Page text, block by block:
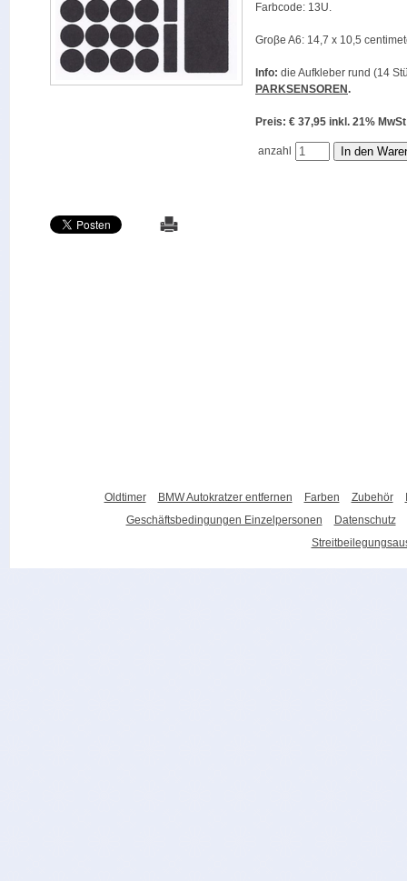
Farbcode: 13U.
Groβe A6: 14,7 x 10,5
Info: die Aufkleber rund (14
PARKSENSOREN.
Preis: € 37,95 inkl. 21%
anzahl
Oldtimer BMW Autokratzer entfernen Farben Zubehör
Geschäftsbedingungen Einzelpersonen
Datenschutz